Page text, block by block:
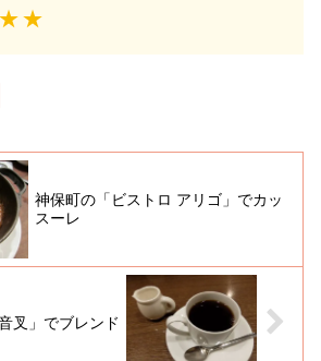
★★
神保町の「ビストロ アリゴ」でカッ
スーレ
叉」でブレンド